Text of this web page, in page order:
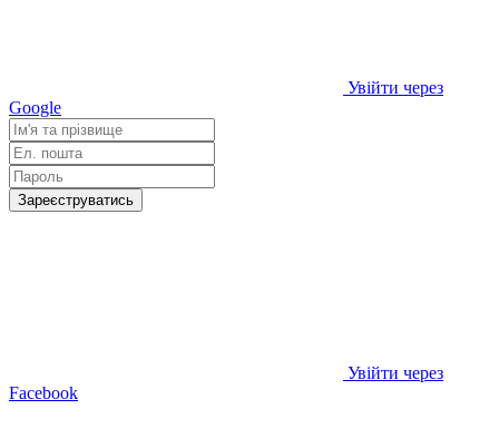
Увійти через
Google
Зареєструватись
Увійти через
Facebook